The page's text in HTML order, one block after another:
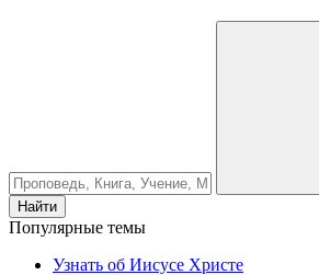
Найти
Популярные темы
Узнать об Иисусе Христе